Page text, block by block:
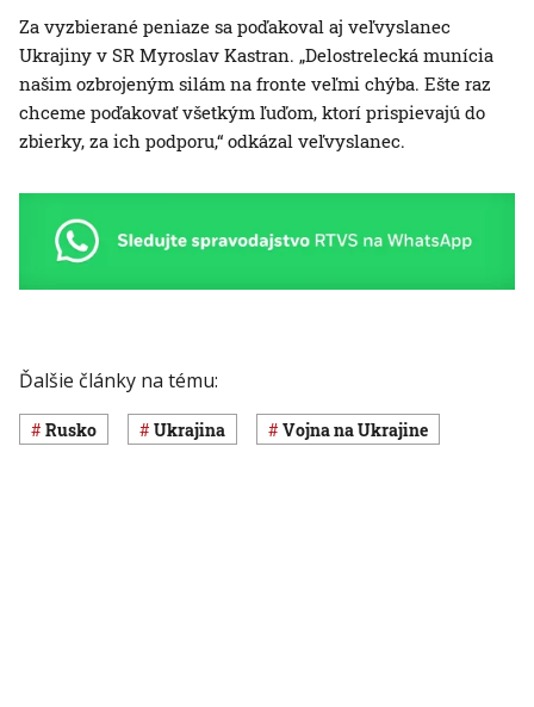
Za vyzbierané peniaze sa poďakoval aj veľvyslanec
Ukrajiny v SR Myroslav Kastran. „Delostrelecká munícia
našim ozbrojeným silám na fronte veľmi chýba. Ešte raz
chceme poďakovať všetkým ľuďom, ktorí prispievajú do
zbierky, za ich podporu,“ odkázal veľvyslanec.
Ďalšie články na tému:
Rusko Ukrajina vojna na Ukrajine